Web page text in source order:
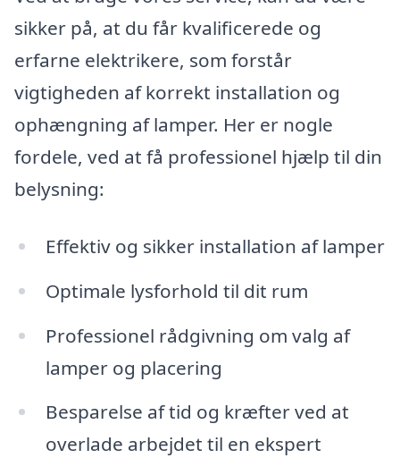
sikker på, at du får kvalificerede og
erfarne elektrikere, som forstår
vigtigheden af korrekt installation og
ophængning af lamper. Her er nogle
fordele, ved at få professionel hjælp til din
belysning:
Effektiv og sikker installation af lamper
Optimale lysforhold til dit rum
Professionel rådgivning om valg af
lamper og placering
Besparelse af tid og kræfter ved at
overlade arbejdet til en ekspert